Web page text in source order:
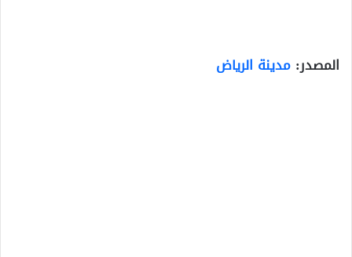
المصدر: مدينة الرياض